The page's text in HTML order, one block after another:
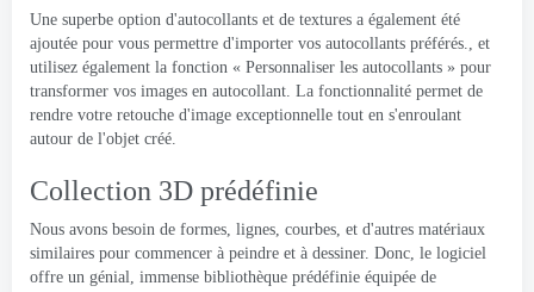
Une superbe option d'autocollants et de textures a également été
ajoutée pour vous permettre d'importer vos autocollants préférés., et
utilisez également la fonction « Personnaliser les autocollants » pour
transformer vos images en autocollant. La fonctionnalité permet de
rendre votre retouche d'image exceptionnelle tout en s'enroulant
autour de l'objet créé.
Collection 3D prédéfinie
Nous avons besoin de formes, lignes, courbes, et d'autres matériaux
similaires pour commencer à peindre et à dessiner. Donc, le logiciel
offre un génial, immense bibliothèque prédéfinie équipée de